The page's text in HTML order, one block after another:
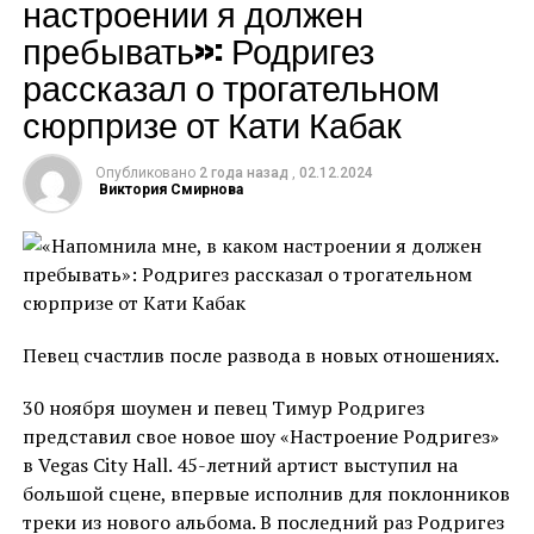
Мама двоих детей и копия бывшей супруги: Ираклий
Пирцхалава рассекретил новый роман
только отошла от своей истерики, потому что это
было просто невыносимо. Это самое сложное
испытание за весь проект»,‒ рассказала Мамаева
Экс-участница шоу «Сокровища императора»
призналась, что безумно хотела есть, но даже через
силу не смогла проглотить пару кусочков. Модель
стоял среди угощений. Стоит отметить, что
большую часть времени участники голодали или
питались очень маленькими порциями, поэтому
тяжёлым для Мамаевой.
К слову, участие в реалити-шоу не прошло для
Мамаевой бесследно: по возвращении домой ей
пришлось всерьёз заняться своим здоровьем. Из-за
постоянного голода, который испытывали
настроении я должен
пребывать»: Родригез
рассказал о трогательном
сюрпризе от Кати Кабак
Опубликовано 2 года назад , 02.12.2024
Виктория Смирнова
Певец счастлив после развода в новых отношениях.
30 ноября шоумен и певец Тимур Родригез
представил свое новое шоу «Настроение Родригез»
в Vegas City Hall. 45-летний артист выступил на
большой сцене, впервые исполнив для поклонников
треки из нового альбома. В последний раз Родригез